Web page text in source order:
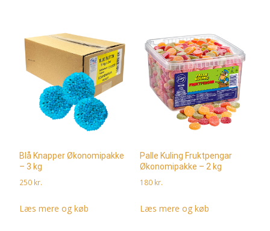
Blå Knapper Økonomipakke
– 3 kg
250 kr.
Læs mere og køb
Palle Kuling Fruktpengar
Økonomipakke – 2 kg
180 kr.
Læs mere og køb